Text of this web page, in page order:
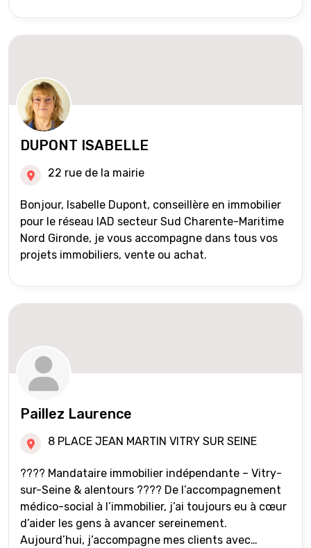
DUPONT ISABELLE
22 rue de la mairie
Bonjour, Isabelle Dupont, conseillère en immobilier
pour le réseau IAD secteur Sud Charente-Maritime
Nord Gironde, je vous accompagne dans tous vos
projets immobiliers, vente ou achat.
Paillez Laurence
8 PLACE JEAN MARTIN VITRY SUR SEINE
???? Mandataire immobilier indépendante – Vitry-
sur-Seine & alentours ???? De l’accompagnement
médico-social à l’immobilier, j’ai toujours eu à cœur
d’aider les gens à avancer sereinement.
Aujourd’hui, j’accompagne mes clients avec